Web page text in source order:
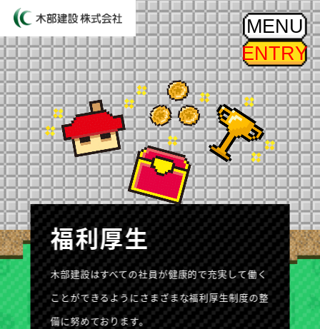
ENTRY
MENU
福利厚生
木部建設はすべての社員が健康的で充実して働く
ことができるようにさまざまな福利厚生制度の整
備に努めております。